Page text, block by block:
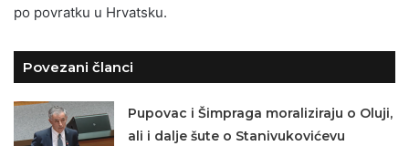
po povratku u Hrvatsku.
Povezani članci
Pupovac i Šimpraga moraliziraju o Oluji,
ali i dalje šute o Stanivukovićevu